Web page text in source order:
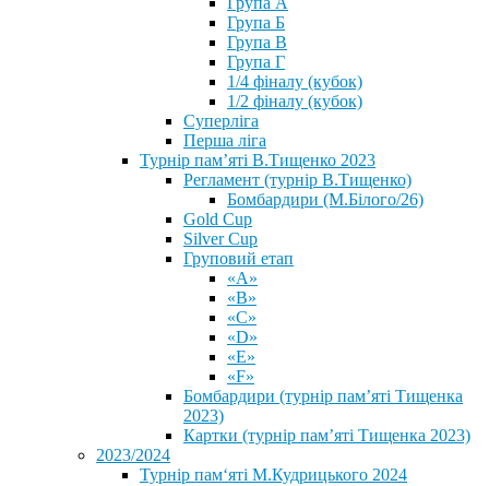
Група Б
Група В
Група Г
1/4 фіналу (кубок)
1/2 фіналу (кубок)
Суперліга
Перша ліга
Турнір пам’яті В.Тищенко 2023
Регламент (турнір В.Тищенко)
Бомбардири (М.Білого/26)
Gold Cup
Silver Cup
Груповий етап
«А»
«В»
«С»
«D»
«Е»
«F»
Бомбардири (турнір пам’яті Тищенка
2023)
Картки (турнір пам’яті Тищенка 2023)
2023/2024
⁨Турнір пам‘яті М.Кудрицького 2024